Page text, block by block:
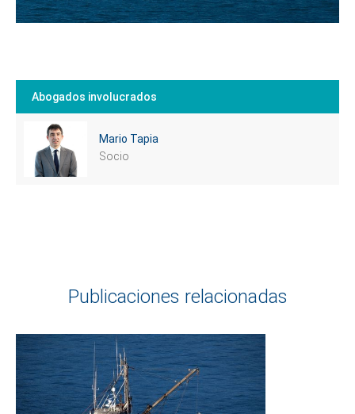
Abogados involucrados
Mario Tapia
Socio
Publicaciones relacionadas